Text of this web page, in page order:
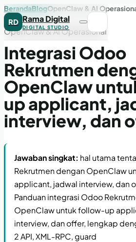
RD Rama Digital
DIGITAL STUDIO
BerandaBlogOpenClaw & AI
OpenClaw & AI Operasional
Integrasi Odoo
Rekrutmen
OpenClaw
up applicant,
interview, dan
Jawaban singkat: hal utama
Rekrutmen dengan OpenClaw
applicant, jadwal interview, dan
Panduan integrasi Odoo
OpenClaw untuk follow-up
interview, dan offer, lengkap
2 API, XML-RPC, guard